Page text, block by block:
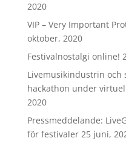
2020
VIP – Very Important
oktober, 2020
Festivalnostalgi online!
Livemusikindustrin och
hackathon under
2020
Pressmeddelande:
för festivaler 25 juni,